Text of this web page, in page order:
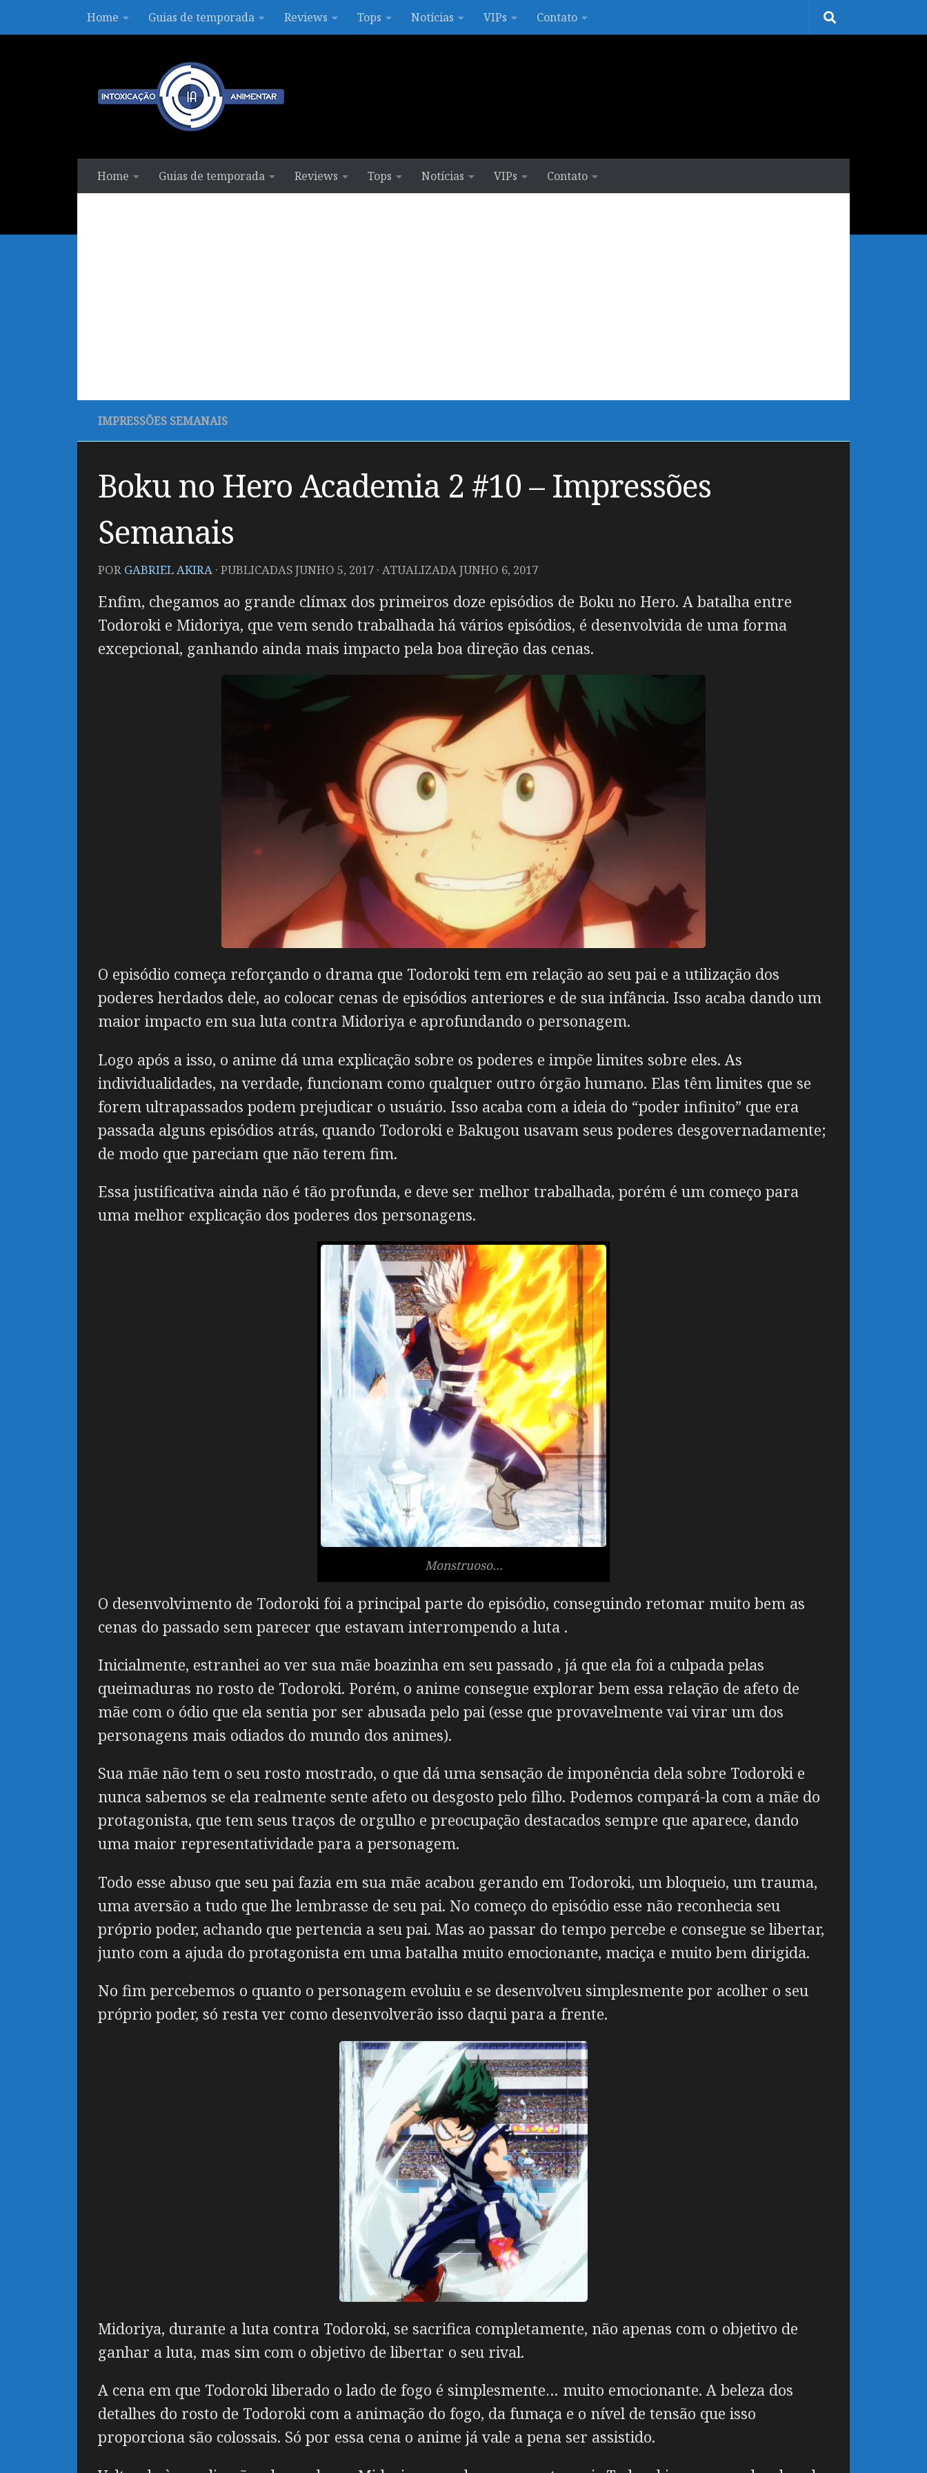
Skip to contentHome Guias de temporada Reviews Tops Notícias VIPs Contato
Home Guias de temporada Reviews Tops Notícias VIPs Contato
IMPRESSÕES SEMANAIS
Boku no Hero Academia 2 #10 – Impressões
Semanais
POR GABRIEL AKIRA · PUBLICADASJUNHO 5, 2017 · ATUALIZADAJUNHO 6, 2017
Enfim, chegamos ao grande clímax dos primeiros doze episódios de Boku no Hero. A batalha entre
Todoroki e Midoriya, que vem sendo trabalhada há vários episódios, é desenvolvida de uma forma
excepcional, ganhando ainda mais impacto pela boa direção das cenas.
O episódio começa reforçando o drama que Todoroki tem em relação ao seu pai e a utilização dos
poderes herdados dele, ao colocar cenas de episódios anteriores e de sua infância. Isso acaba dando um
maior impacto em sua luta contra Midoriya e aprofundando o personagem.
Logo após a isso, o anime dá uma explicação sobre os poderes e impõe limites sobre eles. As
individualidades, na verdade, funcionam como qualquer outro órgão humano. Elas têm limites que se
forem ultrapassados podem prejudicar o usuário. Isso acaba com a ideia do “poder infinito” que era
passada alguns episódios atrás, quando Todoroki e Bakugou usavam seus poderes desgovernadamente;
de modo que pareciam que não terem fim.
Essa justificativa ainda não é tão profunda, e deve ser melhor trabalhada, porém é um começo para
uma melhor explicação dos poderes dos personagens.
Monstruoso…
O desenvolvimento de Todoroki foi a principal parte do episódio, conseguindo retomar muito bem as
cenas do passado sem parecer que estavam interrompendo a luta .
Inicialmente, estranhei ao ver sua mãe boazinha em seu passado , já que ela foi a culpada pelas
queimaduras no rosto de Todoroki. Porém, o anime consegue explorar bem essa relação de afeto de
mãe com o ódio que ela sentia por ser abusada pelo pai (esse que provavelmente vai virar um dos
personagens mais odiados do mundo dos animes).
Sua mãe não tem o seu rosto mostrado, o que dá uma sensação de imponência dela sobre Todoroki e
nunca sabemos se ela realmente sente afeto ou desgosto pelo filho. Podemos compará-la com a mãe do
protagonista, que tem seus traços de orgulho e preocupação destacados sempre que aparece, dando
uma maior representatividade para a personagem.
Todo esse abuso que seu pai fazia em sua mãe acabou gerando em Todoroki, um bloqueio, um trauma,
uma aversão a tudo que lhe lembrasse de seu pai. No começo do episódio esse não reconhecia seu
próprio poder, achando que pertencia a seu pai. Mas ao passar do tempo percebe e consegue se libertar,
junto com a ajuda do protagonista em uma batalha muito emocionante, maciça e muito bem dirigida.
No fim percebemos o quanto o personagem evoluiu e se desenvolveu simplesmente por acolher o seu
próprio poder, só resta ver como desenvolverão isso daqui para a frente.
Midoriya, durante a luta contra Todoroki, se sacrifica completamente, não apenas com o objetivo de
ganhar a luta, mas sim com o objetivo de libertar o seu rival.
A cena em que Todoroki liberado o lado de fogo é simplesmente… muito emocionante. A beleza dos
detalhes do rosto de Todoroki com a animação do fogo, da fumaça e o nível de tensão que isso
proporciona são colossais. Só por essa cena o anime já vale a pena ser assistido.